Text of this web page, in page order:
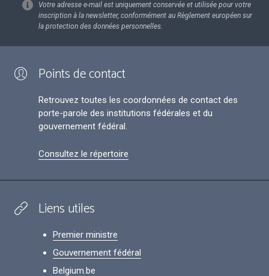
Votre adresse e-mail est uniquement conservée et utilisée pour votre
inscription à la newsletter, conformément au Règlement européen sur
la protection des données personnelles.
Points de contact
Retrouvez toutes les coordonnées de contact des
porte-parole des institutions fédérales et du
gouvernement fédéral.
Consultez le répertoire
Liens utiles
Premier ministre
Gouvernement fédéral
Belgium.be